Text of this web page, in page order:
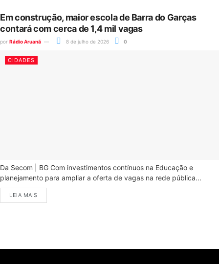
Em construção, maior escola de Barra do Garças
contará com cerca de 1,4 mil vagas
por Rádio Aruanã 8 de julho de 2026 0
CIDADES
Da Secom | BG Com investimentos contínuos na Educação e
planejamento para ampliar a oferta de vagas na rede pública...
LEIA MAIS